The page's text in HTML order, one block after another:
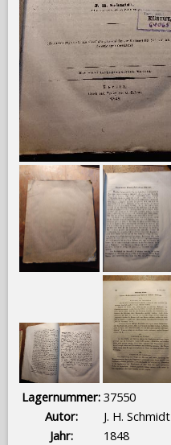
Lagernummer: 37550
Autor:
J. H. Schmidt
Jahr:
1848